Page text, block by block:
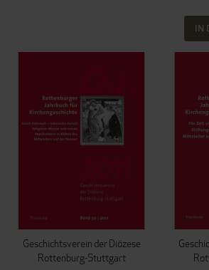
IN
Geschichtsverein der Diözese
Rottenburg-Stuttgart